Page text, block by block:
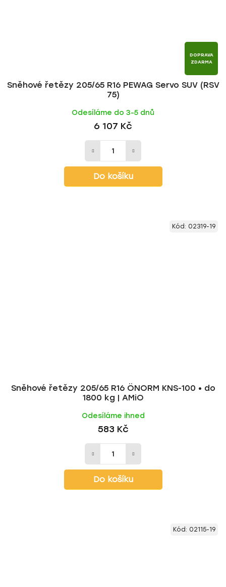
DOPRAVA
ZDARMA
Sněhové řetězy 205/65 R16 PEWAG Servo SUV (RSV
75)
Odesíláme do 3-5 dnů
6 107 Kč
Do košíku
Sněhové řetězy 205/65 R16 ÖNORM KNS-100 • do
1800 kg | AMiO
Odesíláme ihned
583 Kč
Do košíku
Kód: 02319-19
Kód: 02115-19